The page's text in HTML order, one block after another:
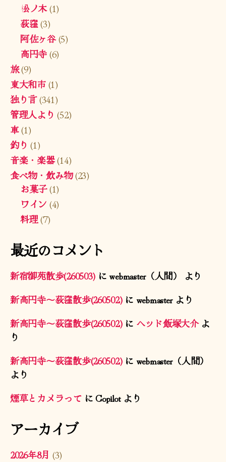
松ノ木(1)
荻窪(3)
阿佐ヶ谷(5)
高円寺(6)
旅(9)
東大和市(1)
独り言(341)
管理人より (52)
車(1)
釣り (1)
音楽・楽器(14)
食べ物・飲み物(23)
お菓子(1)
ワイン (4)
料理(7)
最近のコメント
新宿御苑散歩(260503) にwebmaster（人間）
より
新高円寺〜荻窪散歩(260502)に webmasterより
新高円寺〜荻窪散歩(260502)に ヘッド飯塚大介よ
り
新高円寺〜荻窪散歩(260502)に webmaster（人間）
より
煙草とカメラってにCopilotより
アーカイブ
2026年8月 (3)